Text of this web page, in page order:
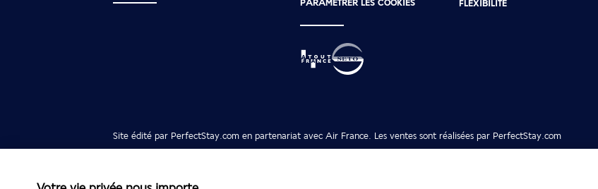
PARAMÉTRER LES COOKIES FLEXIBILITÉ
Site édité par PerfectStay.com en partenariat avec Air France. Les ventes sont réalisées par PerfectStay.com